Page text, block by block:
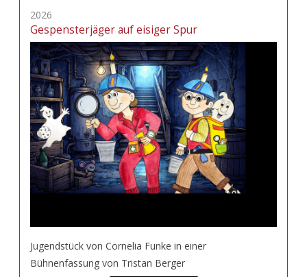
2026
Gespensterjäger auf eisiger Spur
Jugendstück von Cornelia Funke in einer
Bühnenfassung von Tristan Berger